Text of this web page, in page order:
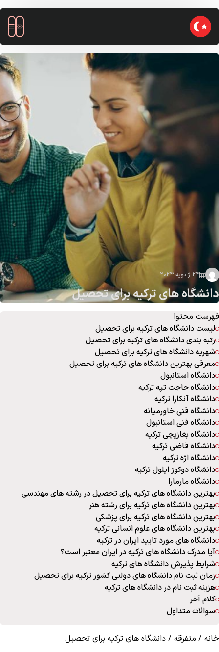
24 ژانویه 2024
دانشگاه های ترکیه برای تحصیل
فهرست محتوا
لیست دانشگاه های ترکیه برای تحصیل
رتبه بندی دانشگاه های ترکیه برای تحصیل
شهریه دانشگاه های ترکیه برای تحصیل
معرفی بهترین دانشگاه های ترکیه برای تحصیل
دانشگاه استانبول
دانشگاه حاجت تپه ترکیه
دانشگاه آنکارا ترکیه
دانشگاه فنی خاورمیانه
دانشگاه فنی استانبول
دانشگاه بغازیچی ترکیه
دانشگاه قاضی ترکیه
دانشگاه اژه ترکیه
دانشگاه دوکوز ایلول ترکیه
دانشگاه مارمارا
بهترین دانشگاه های ترکیه برای تحصیل در رشته های مهندسی
بهترین دانشگاه های ترکیه برای رشته هنر
بهترین دانشگاه های ترکیه برای پزشکی
بهترین دانشگاه های علوم انسانی ترکیه
دانشگاه های مورد تایید ایران در ترکیه
آیا مدرک دانشگاه های ترکیه در ایران معتبر است؟
شرایط پذیرش دانشگاه های ترکیه
زمان ثبت نام دانشگاه های دولتی کشور ترکیه برای تحصیل
هزینه ثبت نام در دانشگاه های ترکیه
کلام آخر
سوالات متداول
خانه / متفرقه / دانشگاه های ترکیه برای تحصیل